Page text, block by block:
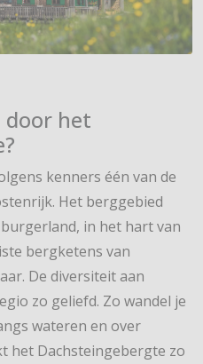
door het
kenners één van de
Het berggebied
in het hart van
bergketens van
De diversiteit aan
zo geliefd. Zo wandel je
wateren en over
het Dachsteingebergte zo